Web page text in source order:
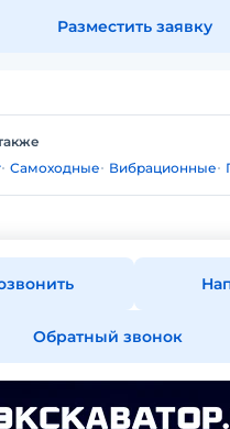
Разместить заявку
Самоходные Вибрационные
Обратный звонок